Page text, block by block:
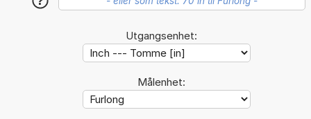
Utgangsenhet:
Målenhet: